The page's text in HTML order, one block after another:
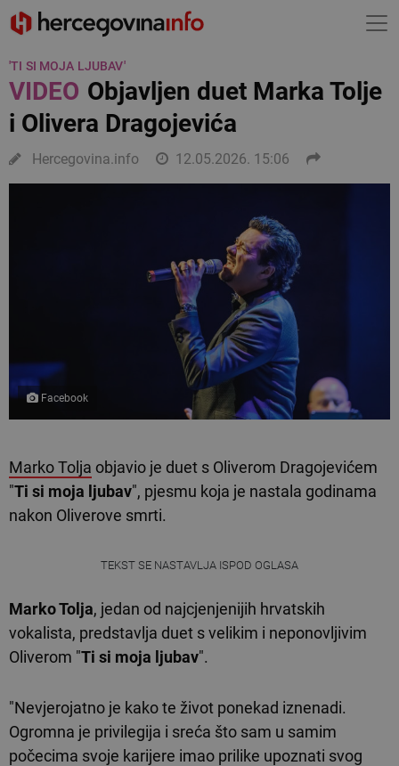
'TI SI MOJA LJUBAV'
VIDEOObjavljen duet Marka Tolje
i Olivera Dragojevića
Hercegovina.info 12.05.2026. 15:06
Facebook
Marko Tolja objavio je duet s Oliverom Dragojevićem
"Ti si moja ljubav", pjesmu koja je nastala godinama
nakon Oliverove smrti.
TEKST SE NASTAVLJA ISPOD OGLASA
Marko Tolja, jedan od najcjenjenijih hrvatskih
vokalista, predstavlja duet s velikim i neponovljivim
Oliverom "Ti si moja ljubav".
"Nevjerojatno je kako te život ponekad iznenadi.
Ogromna je privilegija i sreća što sam u samim
počecima svoje karijere imao prilike upoznati svog